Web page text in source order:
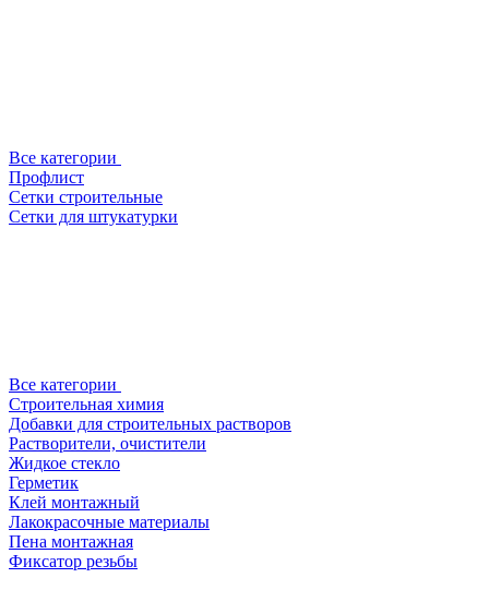
Все категории
Профлист
Сетки строительные
Сетки для штукатурки
Все категории
Строительная химия
Добавки для строительных растворов
Растворители, очистители
Жидкое стекло
Герметик
Клей монтажный
Лакокрасочные материалы
Пена монтажная
Фиксатор резьбы